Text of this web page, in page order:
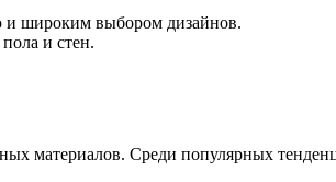
и широким выбором дизайнов.
и стен.
материалов. Среди популярных